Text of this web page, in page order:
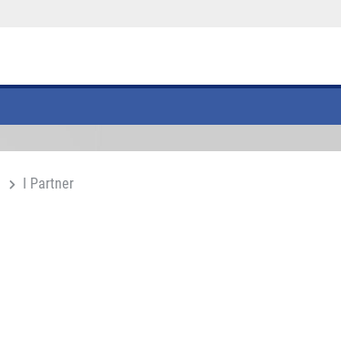
I Partner